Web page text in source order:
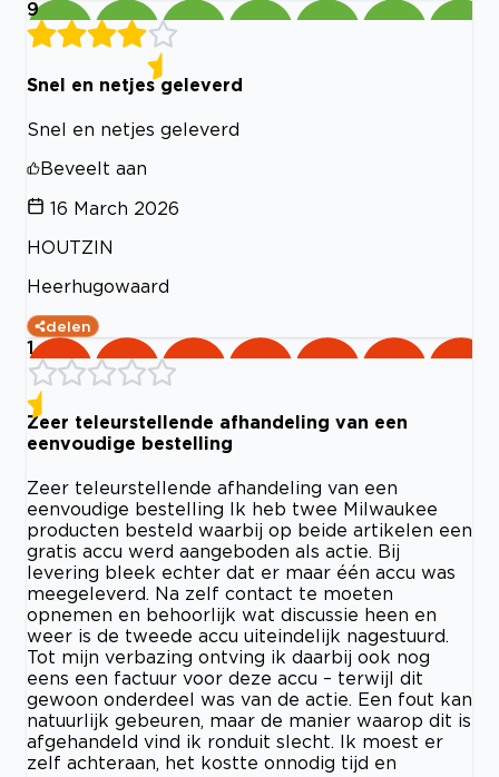
9
Snel en netjes geleverd
Snel en netjes geleverd
Beveelt aan
16 March 2026
HOUTZIN
Heerhugowaard
delen
1
Zeer teleurstellende afhandeling van een
eenvoudige bestelling
Zeer teleurstellende afhandeling van een
eenvoudige bestelling Ik heb twee Milwaukee
producten besteld waarbij op beide artikelen een
gratis accu werd aangeboden als actie. Bij
levering bleek echter dat er maar één accu was
meegeleverd. Na zelf contact te moeten
opnemen en behoorlijk wat discussie heen en
weer is de tweede accu uiteindelijk nagestuurd.
Tot mijn verbazing ontving ik daarbij ook nog
eens een factuur voor deze accu – terwijl dit
gewoon onderdeel was van de actie. Een fout kan
natuurlijk gebeuren, maar de manier waarop dit is
afgehandeld vind ik ronduit slecht. Ik moest er
zelf achteraan, het kostte onnodig tijd en